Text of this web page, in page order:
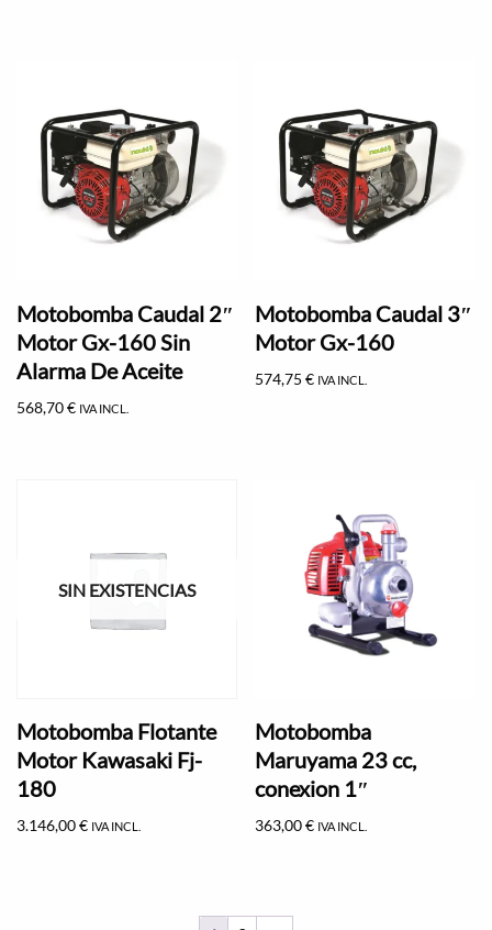
Motobomba Caudal 2″
Motor Gx-160 Sin
Alarma De Aceite
568,70€ IVA INCL.
Motobomba Caudal 3″
Motor Gx-160
574,75€ IVA INCL.
SIN EXISTENCIAS
Motobomba Flotante
Motor Kawasaki Fj-
180
3.146,00€ IVA INCL.
Motobomba
Maruyama 23 cc,
conexion 1″
363,00€ IVA INCL.